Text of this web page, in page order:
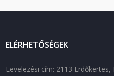
ELÉRHETŐSÉGEK
Levelezési cím: 2113 Erdőkertes,